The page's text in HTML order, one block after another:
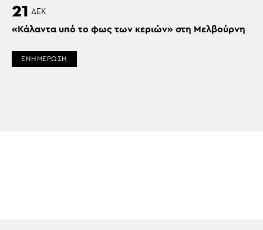
21 ΔΕΚ
«Κάλαντα υπό το φως των κεριών» στη Μελβούρνη
ΕΝΗΜΕΡΩΣΗ